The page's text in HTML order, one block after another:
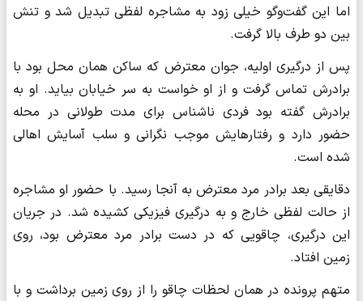
اما این گفت‌وگو خیلی زود به مشاجره لفظی تبدیل شد و تنش
بین دو طرف بالا گرفت.
پس از درگیری اولیه، جوان معترض که ساکن همان محل بود با
برادرش تماس گرفت و از او خواست به سر خیابان بیاید. او به
برادرش گفته بود فردی ناشناس برای مدت طولانی در محله
حضور دارد و رفتارهایش موجب نگرانی و سلب آسایش اهالی
شده است.
دقایقی بعد برادر مرد معترض به آنجا رسید. با حضور او مشاجره
از حالت لفظی خارج و به درگیری فیزیکی کشیده شد. در جریان
این درگیری، چاقویی که در دست برادر مرد معترض بود، روی
زمین افتاد.
متهم پرونده در همان لحظات چاقو را از روی زمین برداشت و با